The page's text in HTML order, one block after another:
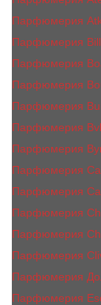
Парфюмерия
Парфюмерия
Парфюмерия
Парфюмерия
Парфюмерия
Парфюмерия
Парфюмерия
Парфюмерия
Парфюмерия
Парфюмерия
Парфюмерия
Парфюмерия
Парфюмерия
Парфюмерия